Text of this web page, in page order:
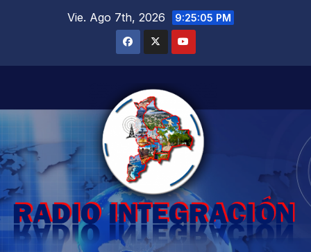
Vie. Ago 7th, 2026 9:25:06 PM